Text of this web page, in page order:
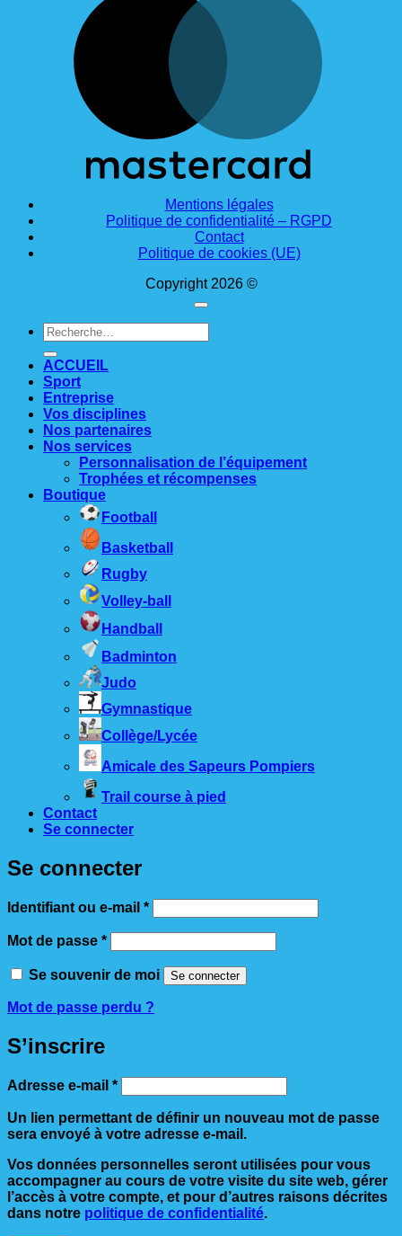
Mentions légales
Politique de confidentialité – RGPD
Contact
Politique de cookies (UE)
Copyright 2026 ©
Recherche
pour :
ACCUEIL
Sport
Entreprise
Vos disciplines
Nos partenaires
Nos services
Personnalisation de l’équipement
Trophées et récompenses
Boutique
Football
Basketball
Rugby
Volley-ball
Handball
Badminton
Judo
Gymnastique
Collège/Lycée
Amicale des Sapeurs Pompiers
Trail course à pied
Contact
Se connecter
Se connecter
Identifiant ou e-mail *Obligatoire
Mot de passe *Obligatoire
Se souvenir de moi Se connecter
Mot de passe perdu ?
S’inscrire
Adresse e-mail *Obligatoire
Un lien permettant de définir un nouveau mot de passe
sera envoyé à votre adresse e-mail.
Vos données personnelles seront utilisées pour vous
accompagner au cours de votre visite du site web, gérer
l’accès à votre compte, et pour d’autres raisons décrites
dans notre politique de confidentialité.